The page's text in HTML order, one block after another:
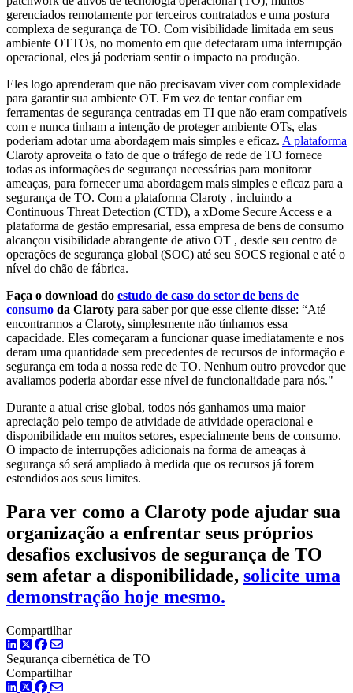
gerenciados remotamente por terceiros contratados e uma postura
complexa de segurança de TO. Com visibilidade limitada em seus
ambiente OTTOs, no momento em que detectaram uma interrupção
operacional, eles já poderiam sentir o impacto na produção.
Eles logo aprenderam que não precisavam viver com complexidade
para garantir sua ambiente OT. Em vez de tentar confiar em
ferramentas de segurança centradas em TI que não eram compatíveis
com e nunca tinham a intenção de proteger ambiente OTs, elas
poderiam adotar uma abordagem mais simples e eficaz. A plataforma
Claroty aproveita o fato de que o tráfego de rede de TO fornece
todas as informações de segurança necessárias para monitorar
ameaças, para fornecer uma abordagem mais simples e eficaz para a
segurança de TO. Com a plataforma Claroty , incluindo a
Continuous Threat Detection (CTD), a xDome Secure Access e a
plataforma de gestão empresarial, essa empresa de bens de consumo
alcançou visibilidade abrangente de ativo OT , desde seu centro de
operações de segurança global (SOC) até seu SOCS regional e até o
nível do chão de fábrica.
Faça o download do estudo de caso do setor de bens de
consumo da Claroty para saber por que esse cliente disse: “Até
encontrarmos a Claroty, simplesmente não tínhamos essa
capacidade. Eles começaram a funcionar quase imediatamente e nos
deram uma quantidade sem precedentes de recursos de informação e
segurança em toda a nossa rede de TO. Nenhum outro provedor que
avaliamos poderia abordar esse nível de funcionalidade para nós."
Durante a atual crise global, todos nós ganhamos uma maior
apreciação pelo tempo de atividade de atividade operacional e
disponibilidade em muitos setores, especialmente bens de consumo.
O impacto de interrupções adicionais na forma de ameaças à
segurança só será ampliado à medida que os recursos já forem
estendidos aos seus limites.
Para ver como a Claroty pode ajudar sua
organização a enfrentar seus próprios
desafios exclusivos de segurança de TO
sem afetar a disponibilidade, solicite uma
demonstração hoje mesmo.
Compartilhar
LinkedIn
TwitterFacebook
Segurança cibernética de TO
Compartilhar
LinkedIn
TwitterFacebook